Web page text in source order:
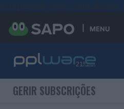
MENU
GERIR SUBSCRIÇÕES